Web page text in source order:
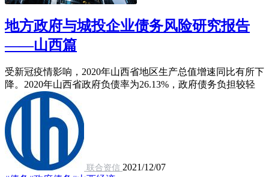
地方政府与城投企业债务风险研究报告
——山西篇
受新冠疫情影响，2020年山西省地区生产总值增速同比有所下
降。2020年山西省政府负债率为26.13%，政府债务负担较轻
联合资信 2021/12/07